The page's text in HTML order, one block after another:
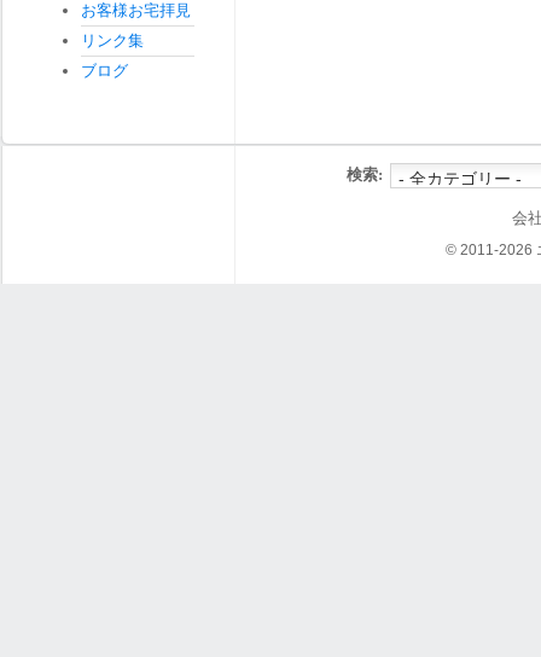
お客様お宅拝見
リンク集
ブログ
検索:
会
© 2011-2026